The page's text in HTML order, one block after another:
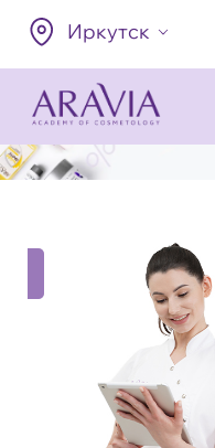
Иркутск